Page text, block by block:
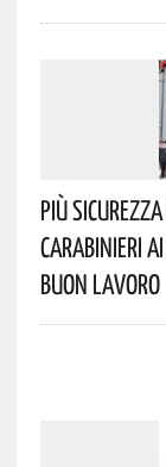
Più
Carabinieri
Buon Lavoro